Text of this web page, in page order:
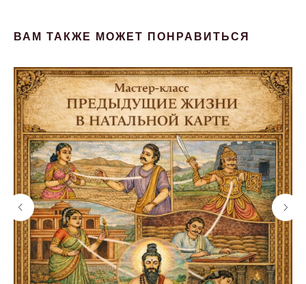
ВАМ ТАКЖЕ МОЖЕТ ПОНРАВИТЬСЯ